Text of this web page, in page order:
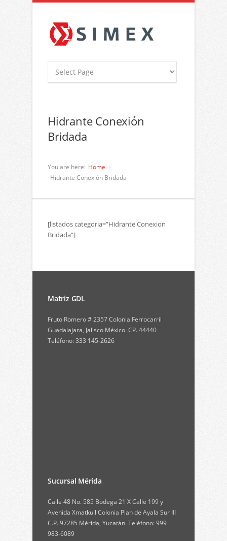
Hidrante Conexión
Bridada
You are here: Home
Hidrante Conexión Bridada
[listados categoria=”Hidrante Conexion
Bridada”]
Matriz GDL
Fruto Romero # 2357 Colonia Ferrocarril
Guadalajara, Jalisco México. CP. 44440
Teléfono: 333 145-2626
Sucursal Mérida
Calle 48 No. 585 Bodega 21 X Calle 199 y
Avenida Xmatkuil Colonia Plan de Ayala Sur III
C.P. 97285 Mérida, Yucatán. Teléfono: 999
983-6089